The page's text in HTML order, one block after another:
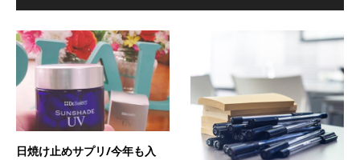
日焼け止めサプリ/今年も入